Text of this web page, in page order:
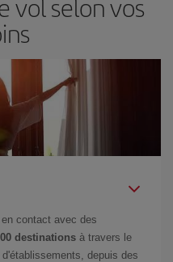
vol selon vos
contact avec des
destinations à travers le
d'établissements, depuis des